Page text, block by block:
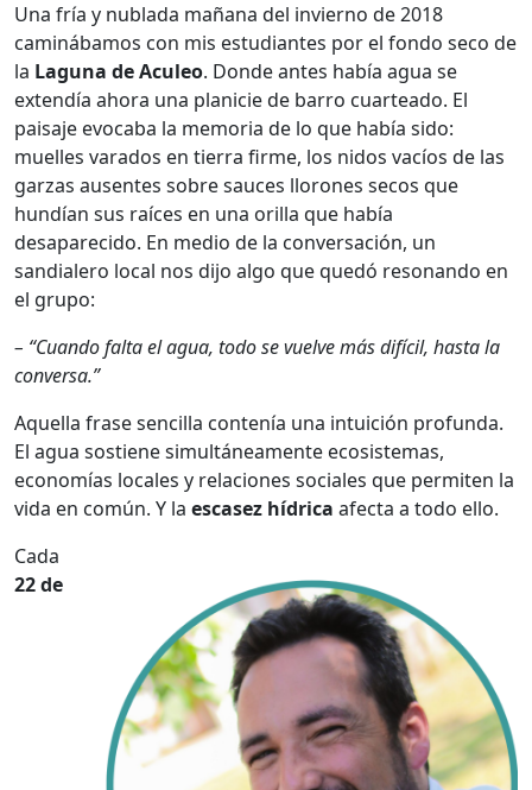
Una fría y nublada mañana del invierno de 2018
caminábamos con mis estudiantes por el fondo seco de
la Laguna de Aculeo. Donde antes había agua se
extendía ahora una planicie de barro cuarteado. El
paisaje evocaba la memoria de lo que había sido:
muelles varados en tierra firme, los nidos vacíos de las
garzas ausentes sobre sauces llorones secos que
hundían sus raíces en una orilla que había
desaparecido. En medio de la conversación, un
sandialero local nos dijo algo que quedó resonando en
el grupo:
– “Cuando falta el agua, todo se vuelve más difícil, hasta la
conversa.”
Aquella frase sencilla contenía una intuición profunda.
El agua sostiene simultáneamente ecosistemas,
economías locales y relaciones sociales que permiten la
vida en común. Y la escasez hídrica afecta a todo ello.
Cada
22 de